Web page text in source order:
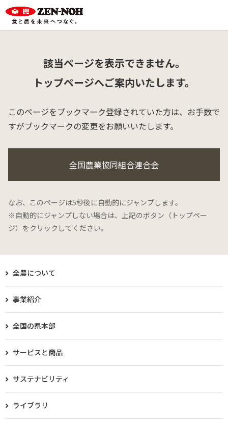
該当ページを表示できません。
トップページへご案内いたします。
このページをブックマーク登録されていた方は、 お手数で
すがブックマークの変更をお願いいたします。
全国農業協同組合連合会
なお、このページは5秒後に自動的にジャンプします。
※自動的にジャンプしない場合は、上記のボタン（トップペー
ジ）をクリックしてください。
全農について
事業紹介
全国の県本部
サービスと商品
サステナビリティ
ライブラリ